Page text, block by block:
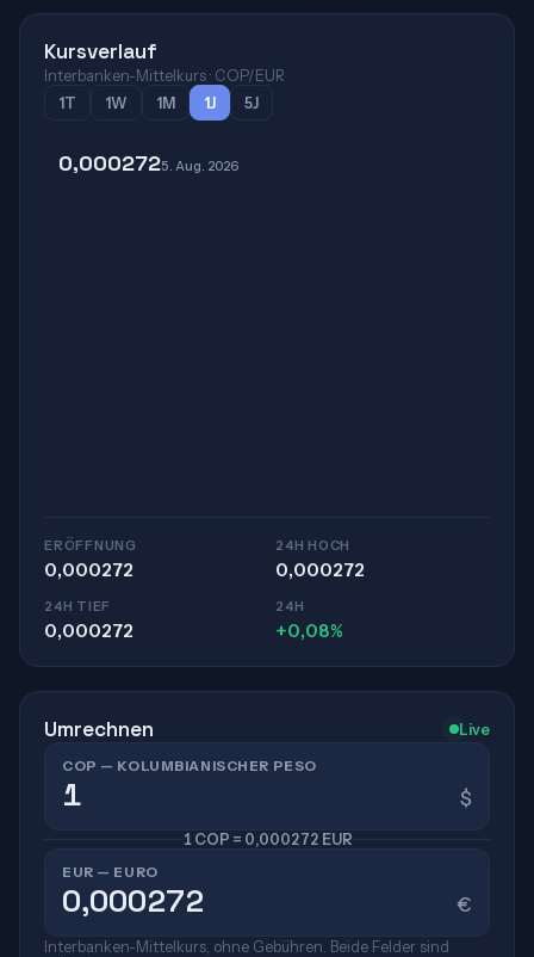
Kursverlauf
Interbanken-Mittelkurs · COP/EUR
1T
1W 1M 1J 5J
0,0002725. Aug. 2026
ERÖFFNUNG
0,000272
24H HOCH
0,000272
24H TIEF
0,000272
24H
+0,08%
Umrechnen Live
COP — KOLUMBIANISCHER PESO
$
1 COP = 0,000272 EUR
EUR — EURO
€
Interbanken-Mittelkurs, ohne Gebühren. Beide Felder sind